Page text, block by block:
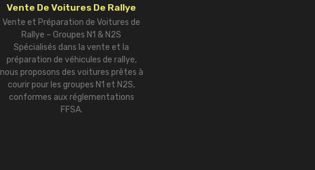
Vente De Voitures De Rallye
Vente et Préparation de Voitures de
Rallye – Groupes N1 & N2S
Spécialisés dans la vente et la
préparation de véhicules de rallye,
nous proposons des voitures prêtes à
courir pour les groupes N1 et N2S,
conformes aux réglementations
FFSA.